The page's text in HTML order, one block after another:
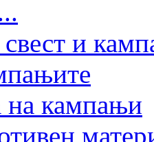
и
на кампањи